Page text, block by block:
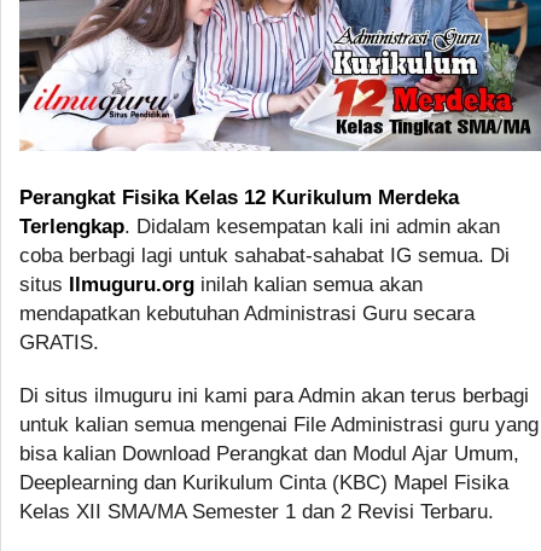
Perangkat Fisika Kelas 12 Kurikulum Merdeka
Terlengkap. Didalam kesempatan kali ini admin akan
coba berbagi lagi untuk sahabat-sahabat IG semua. Di
situs Ilmuguru.org inilah kalian semua akan
mendapatkan kebutuhan Administrasi Guru secara
GRATIS.
Di situs ilmuguru ini kami para Admin akan terus berbagi
untuk kalian semua mengenai File Administrasi guru yang
bisa kalian Download Perangkat dan Modul Ajar Umum,
Deeplearning dan Kurikulum Cinta (KBC) Mapel Fisika
Kelas XII SMA/MA Semester 1 dan 2 Revisi Terbaru.